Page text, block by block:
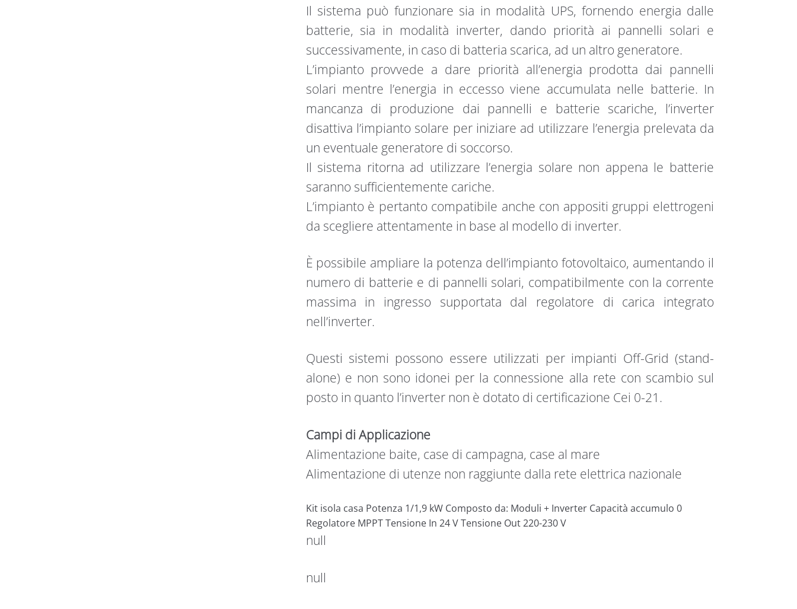
Il sistema può funzionare sia in modalità UPS, fornendo energia dalle
batterie, sia in modalità inverter, dando priorità ai pannelli solari e
successivamente, in caso di batteria scarica, ad un altro generatore.
L’impianto provvede a dare priorità all’energia prodotta dai pannelli
solari mentre l’energia in eccesso viene accumulata nelle batterie. In
mancanza di produzione dai pannelli e batterie scariche, l’inverter
disattiva l’impianto solare per iniziare ad utilizzare l’energia prelevata da
un eventuale generatore di soccorso.
Il sistema ritorna ad utilizzare l’energia solare non appena le batterie
saranno sufficientemente cariche.
L’impianto è pertanto compatibile anche con appositi gruppi elettrogeni
da scegliere attentamente in base al modello di inverter.
È possibile ampliare la potenza dell’impianto fotovoltaico, aumentando il
numero di batterie e di pannelli solari, compatibilmente con la corrente
massima in ingresso supportata dal regolatore di carica integrato
nell’inverter.
Questi sistemi possono essere utilizzati per impianti Off-Grid (stand-
alone) e non sono idonei per la connessione alla rete con scambio sul
posto in quanto l’inverter non è dotato di certificazione Cei 0-21.
Campi di Applicazione
Alimentazione baite, case di campagna, case al mare
Alimentazione di utenze non raggiunte dalla rete elettrica nazionale
Kit isola casa Potenza 1/1,9 kW Composto da: Moduli + Inverter Capacità accumulo 0
Regolatore MPPT Tensione In 24 V Tensione Out 220-230 V
null
null